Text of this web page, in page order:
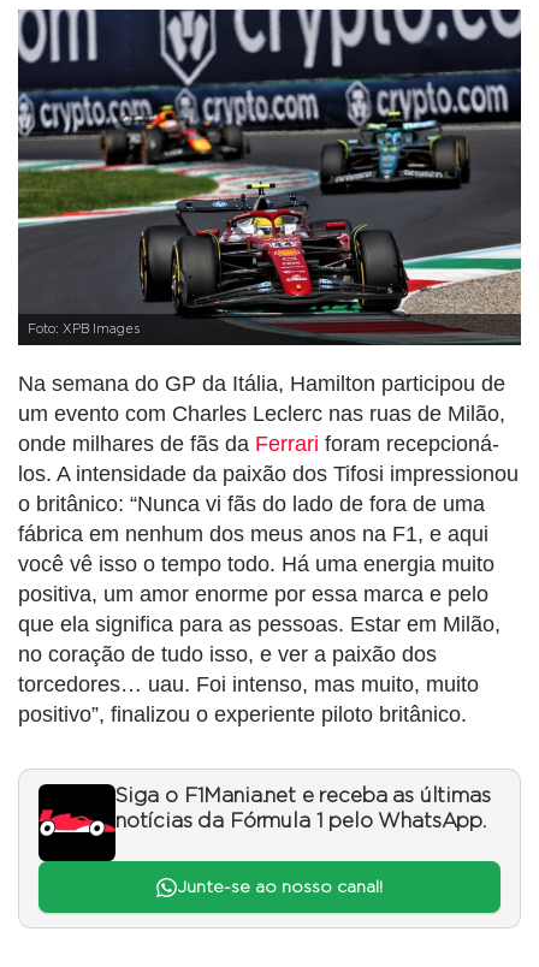
Foto: XPB Images
Na semana do GP da Itália, Hamilton participou de
um evento com Charles Leclerc nas ruas de Milão,
onde milhares de fãs da Ferrari foram recepcioná-
los. A intensidade da paixão dos Tifosi impressionou
o britânico: “Nunca vi fãs do lado de fora de uma
fábrica em nenhum dos meus anos na F1, e aqui
você vê isso o tempo todo. Há uma energia muito
positiva, um amor enorme por essa marca e pelo
que ela significa para as pessoas. Estar em Milão,
no coração de tudo isso, e ver a paixão dos
torcedores… uau. Foi intenso, mas muito, muito
positivo”, finalizou o experiente piloto britânico.
Siga o F1Mania.net e receba as últimas
notícias da Fórmula 1 pelo WhatsApp.
Junte-se ao nosso canal!